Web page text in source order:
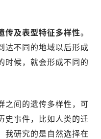
传及表型特征多样性。
达不同的地域以后形成
时候，就会形成不同的
之间的遗传多样性，可
史事件，比如人类的迁
我研究的是自然选择在